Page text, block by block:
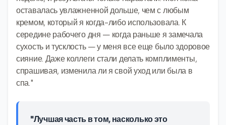
оставалась увлажненной дольше, чем с любым
кремом, который я когда-либо использовала. К
середине рабочего дня — когда раньше я замечала
сухость и тусклость — у меня все еще было здоровое
сияние. Даже коллеги стали делать комплименты,
спрашивая, изменила ли я свой уход или была в
спа."
"Лучшая часть в том, насколько это